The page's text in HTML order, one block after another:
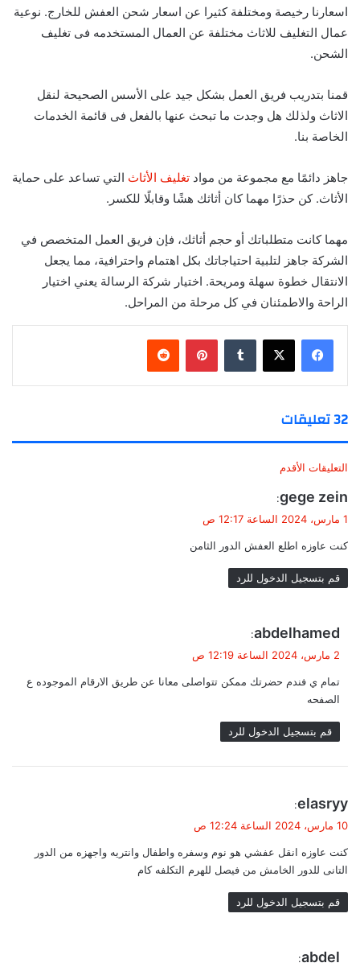
اسعارنا رخيصة ومختلفة كثيرا عن اسعار شحن العفش للخارج. نوعية
عمال التغليف للاثاث مختلفة عن العمال المستخدمه فى تغليف
الشحن.
قمنا بتدريب فريق العمل بشكل جيد على الأسس الصحيحة لنقل
الاثاث ولذلك هل وجدت ما تبحث عنها بالفعل فى قائمة الخدمات
الخاصة بنا.
جاهز دائمًا مع مجموعة من مواد تغليف الأثاث التي تساعد على حماية
الأثاث. كن حذرًا مهما كان أثاثك هشًا وقابلًا للكسر.
مهما كانت متطلباتك أو حجم أثاثك، فإن فريق العمل المتخصص في
الشركة جاهز لتلبية احتياجاتك بكل اهتمام واحترافية، مما يجعل
الانتقال خطوة سهلة ومريحة. اختيار شركة الرسالة يعني اختيار
الراحة والاطمئنان في كل مرحلة من المراحل.
بينتيريست
‫32 تعليقات
ت
ص
فّ
ح
ا
ع
ق
ا
ت
التعليقات الأقدم
ي
ل
gege zein
:
1 مارس، 2024 الساعة 12:17 ص
كنت عاوزه اطلع العفش الدور الثامن
قم بتسجيل الدخول للرد
ي
ل
abdelhamed‬‏
:
2 مارس، 2024 الساعة 12:19 ص
تمام ي فندم حضرتك ممكن تتواصلى معانا عن طريق الارقام الموجوده ع
الصفحه
قم بتسجيل الدخول للرد
ي
ل
elasryy
:
10 مارس، 2024 الساعة 12:24 ص
كنت عاوزه انقل عفشي هو نوم وسفره واطفال وانتريه واجهزه من الدور
التانى للدور الخامش من فيصل للهرم التكلفه كام
قم بتسجيل الدخول للرد
يabdel‬‏
: